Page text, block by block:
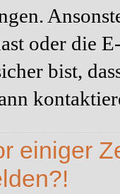
oder die
bist,
einiger